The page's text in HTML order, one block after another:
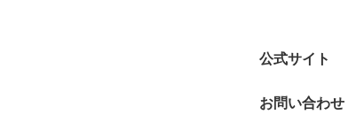
公式サイト
お問い合わせ